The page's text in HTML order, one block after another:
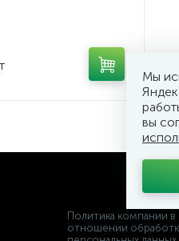
Мы
вы
Политика компании в
отношении